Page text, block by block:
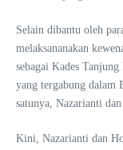
Selain dibantu oleh
melaksananakan
sebagai Kades
yang tergabung dalam
satunya, Nazarianti
Kini, Nazarianti dan